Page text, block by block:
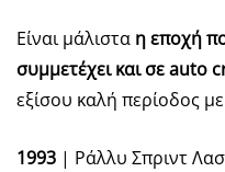
Είναι μάλιστα η εποχή
συμμετέχει και σε auto
εξίσου καλή περίοδος με
1993 | Ράλλυ Σπριντ